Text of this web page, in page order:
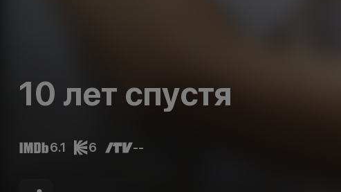
10 лет спустя
6.1 6 --